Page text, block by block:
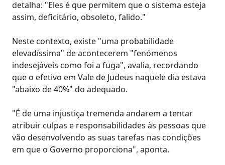
detalha: "Eles é que permitem que o sistema esteja
assim, deficitário, obsoleto, falido."
Neste contexto, existe "uma probabilidade
elevadíssima" de acontecerem "fenómenos
indesejáveis como foi a fuga", avalia, recordando
que o efetivo em Vale de Judeus naquele dia estava
"abaixo de 40%" do adequado.
"É de uma injustiça tremenda andarem a tentar
atribuir culpas e responsabilidades às pessoas que
vão desenvolvendo as suas tarefas nas condições
em que o Governo proporciona", aponta.